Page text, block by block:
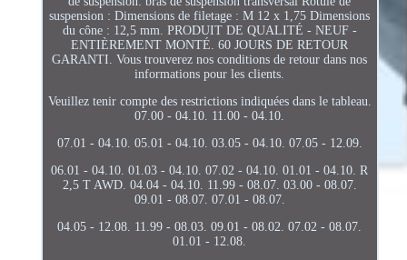
suspension : Dimensions de filetage : M 12 x 1,75 Dimensions
du cône : 12,5 mm. PRODUIT DE QUALITÉ - NEUF -
ENTIÈREMENT MONTÉ. 60 JOURS DE RETOUR
GARANTI. Vous trouverez nos conditions de retour dans nos
informations pour les clients.
Veuillez tenir compte des restrictions indiquées dans le tableau.
07.00 - 04.10. 11.00 - 04.10.
07.01 - 04.10. 05.01 - 04.10. 03.05 - 04.10. 07.05 - 12.09.
06.01 - 04.10. 01.03 - 04.10. 07.02 - 04.10. 01.01 - 04.10. R
2,5 T AWD. 04.04 - 04.10. 11.99 - 08.07. 03.00 - 08.07.
09.01 - 08.07. 07.01 - 08.07.
04.05 - 12.08. 11.99 - 08.03. 09.01 - 08.02. 07.02 - 08.07.
01.01 - 12.08.